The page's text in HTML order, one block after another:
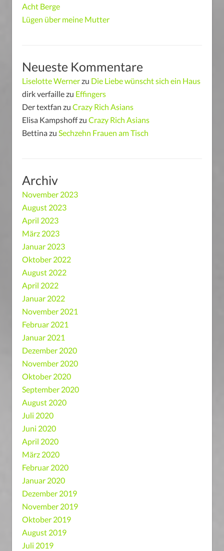
Acht Berge
Lügen über meine Mutter
Neueste Kommentare
Liselotte Wernerzu Die Liebe wünscht sich ein Haus
dirk verfaillezu Effingers
Der textfan zu Crazy Rich Asians
Elisa Kampshoffzu Crazy Rich Asians
Bettinazu Sechzehn Frauen am Tisch
Archiv
November 2023
August 2023
April 2023
März 2023
Januar 2023
Oktober 2022
August 2022
April 2022
Januar 2022
November 2021
Februar 2021
Januar 2021
Dezember 2020
November 2020
Oktober 2020
September 2020
August 2020
Juli 2020
Juni 2020
April 2020
März 2020
Februar 2020
Januar 2020
Dezember 2019
November 2019
Oktober 2019
August 2019
Juli 2019